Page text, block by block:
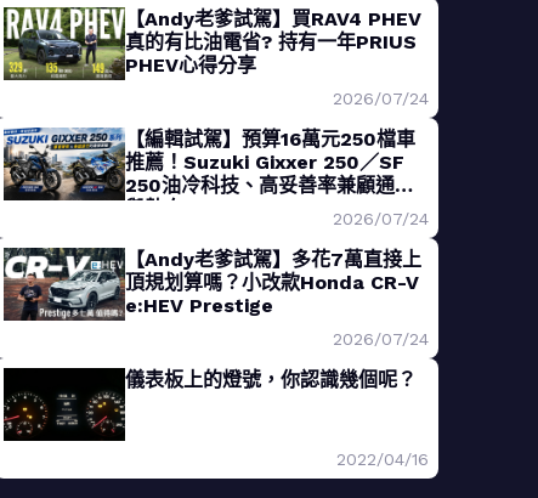
【Andy老爹試駕】買RAV4 PHEV
真的有比油電省? 持有一年PRIUS
PHEV心得分享
2026/07/24
【編輯試駕】預算16萬元250檔車
推薦！Suzuki Gixxer 250／SF
250油冷科技、高妥善率兼顧通勤
與熱血
2026/07/24
【Andy老爹試駕】多花7萬直接上
頂規划算嗎？小改款Honda CR-V
e:HEV Prestige
2026/07/24
儀表板上的燈號，你認識幾個呢？
2022/04/16